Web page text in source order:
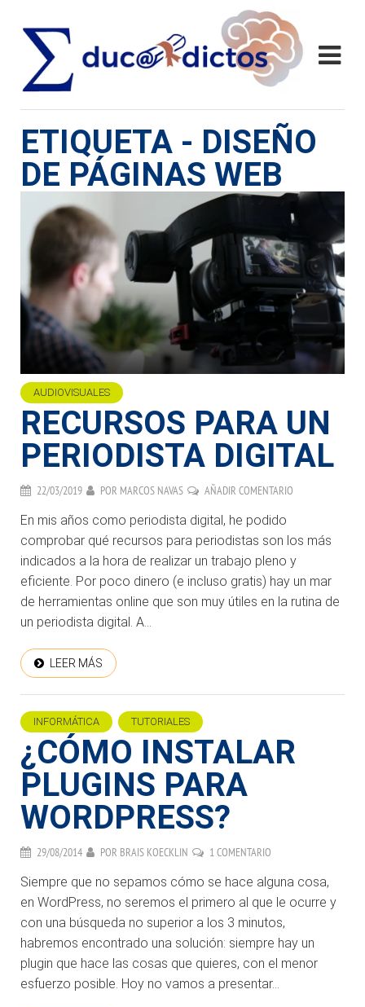
ETIQUETA - DISEÑO
DE PÁGINAS WEB
AUDIOVISUALES
RECURSOS PARA UN
PERIODISTA DIGITAL
22/03/2019 POR MARCOS NAVAS AÑADIR COMENTARIO
En mis años como periodista digital, he podido
comprobar qué recursos para periodistas son los más
indicados a la hora de realizar un trabajo pleno y
eficiente. Por poco dinero (e incluso gratis) hay un mar
de herramientas online que son muy útiles en la rutina de
un periodista digital. A...
LEER MÁS
INFORMÁTICA TUTORIALES
¿CÓMO INSTALAR
PLUGINS PARA
WORDPRESS?
29/08/2014 POR BRAIS KOECKLIN 1 COMENTARIO
Siempre que no sepamos cómo se hace alguna cosa,
en WordPress, no seremos el primero al que le ocurre y
con una búsqueda no superior a los 3 minutos,
habremos encontrado una solución: siempre hay un
plugin que hace las cosas que quieres, con el menor
esfuerzo posible. Hoy no vamos a presentar...